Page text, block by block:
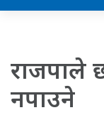
राजपाले
नपाउने